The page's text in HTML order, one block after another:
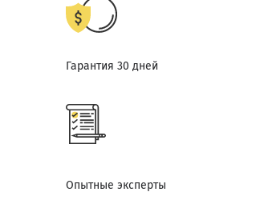
Гарантия 30 дней
Опытные эксперты